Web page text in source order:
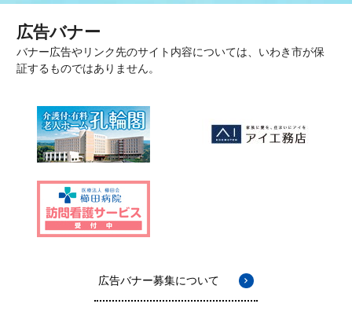
広告バナー
バナー広告やリンク先のサイト内容については、いわき市が保
証するものではありません。
広告バナー募集について